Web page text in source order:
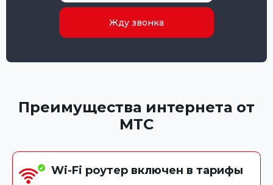
Жду звонка
Преимущества интернета от
МТС
Wi-Fi роутер включен в тарифы